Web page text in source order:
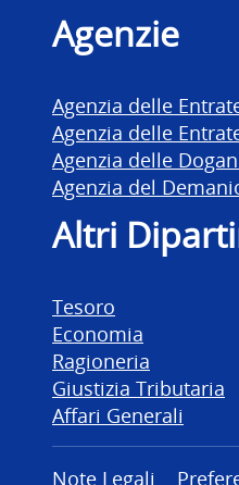
Agenzie
Agenzia delle
Agenzia delle
Agenzia delle
Agenzia del
Altri
Tesoro
Economia
Ragioneria
Giustizia Tributaria
Affari Generali
Note Legali